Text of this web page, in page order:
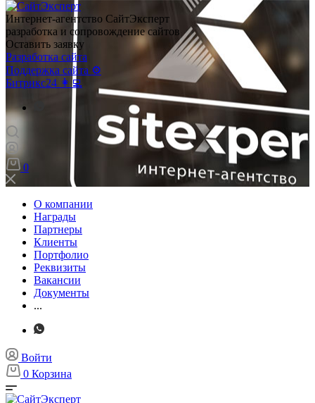
Интернет-агентство СайтЭксперт
разработка и сопровождение сайтов
Оставить заявку
Разработка сайта
Поддержка сайта ⚙️
Битрикс24 👩‍💻
0
О компании
Награды
Партнеры
Клиенты
Портфолио
Реквизиты
Вакансии
Документы
...
Войти
0 Корзина